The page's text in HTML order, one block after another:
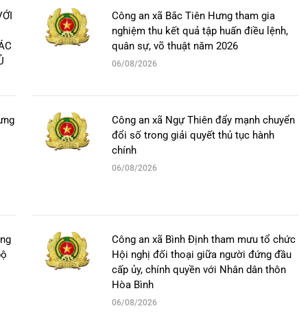
Công an xã Bắc Tiên Hưng tham gia
nghiệm thu kết quả tập huấn điều lệnh,
quân sự, võ thuật năm 2026
06/08/2026
Công an xã Ngự Thiên đẩy mạnh chuyển
đổi số trong giải quyết thủ tục hành
chính
06/08/2026
Công an xã Bình Định tham mưu tổ chức
Hội nghị đối thoại giữa người đứng đầu
cấp ủy, chính quyền với Nhân dân thôn
Hòa Bình
06/08/2026